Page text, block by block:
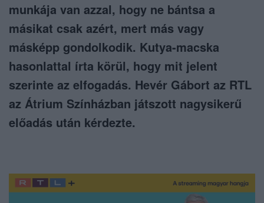
munkája van azzal, hogy ne bántsa a
másikat csak azért, mert más vagy
másképp gondolkodik. Kutya-macska
hasonlattal írta körül, hogy mit jelent
szerinte az elfogadás. Hevér Gábort az RTL
az Átrium Színházban játszott nagysikerű
előadás után kérdezte.